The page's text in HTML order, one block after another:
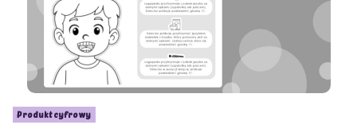
Produkt cyfrowy